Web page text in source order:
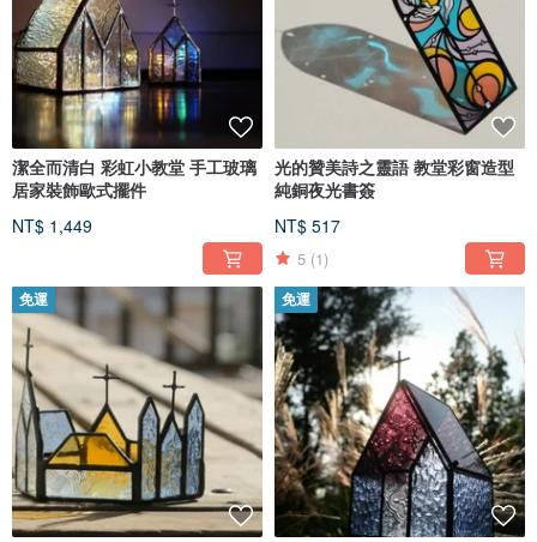
潔全而清白 彩虹小教堂 手工玻璃
居家裝飾歐式擺件
NT$ 1,449
光的贊美詩之靈語 教堂彩窗造型
純銅夜光書簽
NT$ 517
5 (1)
免運 免運